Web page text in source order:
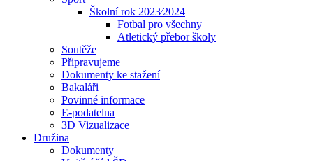
Školní rok 2023⁄2024
Fotbal pro všechny
Atletický přebor školy
Soutěže
Připravujeme
Dokumenty ke stažení
Bakaláři
Povinné informace
E-podatelna
3D Vizualizace
Družina
Dokumenty